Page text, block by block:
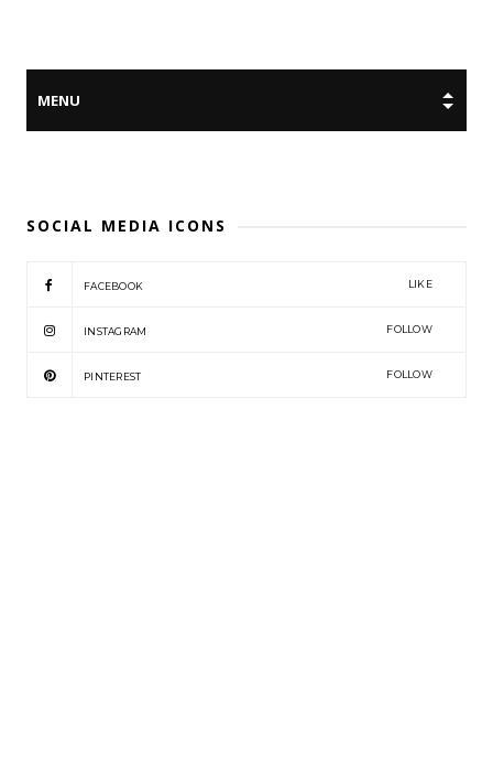
SOCIAL MEDIA ICONS
FACEBOOK LIKE
INSTAGRAM FOLLOW
PINTEREST FOLLOW